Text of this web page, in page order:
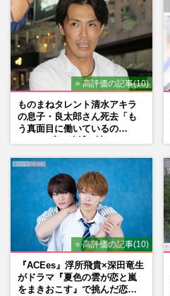
⭐ 高評価の記事(10)
ものまねタレント清水アキラ
の息子・良太郎さん死去「も
う真面目に働いているの
⭐ 高評価の記事(10)
『ACEes』浮所飛貴×深田竜生
がドラマ『夏色の雲が恋と嵐
をまきおこす』で挑んだ恋人